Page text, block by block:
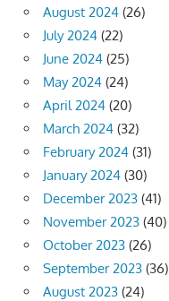
August 2024 (26)
July 2024 (22)
June 2024 (25)
May 2024 (24)
April 2024 (20)
March 2024 (32)
February 2024 (31)
January 2024 (30)
December 2023 (41)
November 2023 (40)
October 2023 (26)
September 2023 (36)
August 2023 (24)